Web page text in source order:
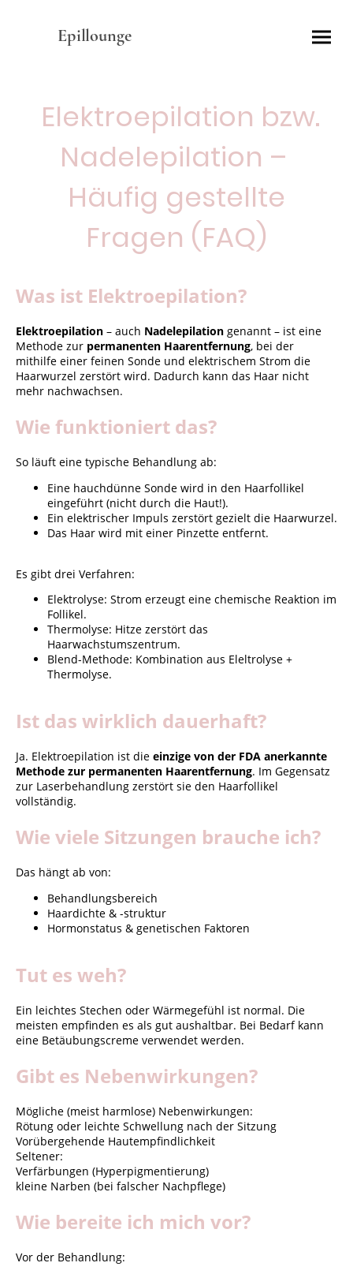
Epillounge
Elektroepilation bzw.
Nadelepilation –
Häufig gestellte
Fragen (FAQ)
Was ist Elektroepilation?
Elektroepilation – auch Nadelepilation genannt – ist eine
Methode zur permanenten Haarentfernung, bei der
mithilfe einer feinen Sonde und elektrischem Strom die
Haarwurzel zerstört wird. Dadurch kann das Haar nicht
mehr nachwachsen.
Wie funktioniert das?
So läuft eine typische Behandlung ab:
Eine hauchdünne Sonde wird in den Haarfollikel
eingeführt (nicht durch die Haut!).
Ein elektrischer Impuls zerstört gezielt die Haarwurzel.
Das Haar wird mit einer Pinzette entfernt.
Es gibt drei Verfahren:
Elektrolyse: Strom erzeugt eine chemische Reaktion im
Follikel.
Thermolyse: Hitze zerstört das
Haarwachstumszentrum.
Blend-Methode: Kombination aus Eleltrolyse +
Thermolyse.
Ist das wirklich dauerhaft?
Ja. Elektroepilation ist die einzige von der FDA anerkannte
Methode zur permanenten Haarentfernung. Im Gegensatz
zur Laserbehandlung zerstört sie den Haarfollikel
vollständig.
Wie viele Sitzungen brauche ich?
Das hängt ab von:
Behandlungsbereich
Haardichte & -struktur
Hormonstatus & genetischen Faktoren
Tut es weh?
Ein leichtes Stechen oder Wärmegefühl ist normal. Die
meisten empfinden es als gut aushaltbar. Bei Bedarf kann
eine Betäubungscreme verwendet werden.
Gibt es Nebenwirkungen?
Mögliche (meist harmlose) Nebenwirkungen:
Rötung oder leichte Schwellung nach der Sitzung
Vorübergehende Hautempfindlichkeit
Seltener:
Verfärbungen (Hyperpigmentierung)
kleine Narben (bei falscher Nachpflege)
Wie bereite ich mich vor?
Vor der Behandlung: